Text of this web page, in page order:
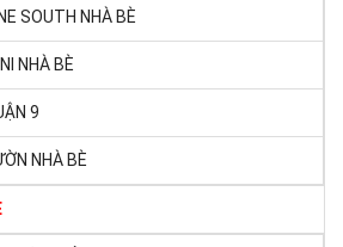
SOUTH NHÀ BÈ
NHÀ BÈ
9
NHÀ BÈ